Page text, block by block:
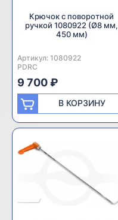
Крючок с поворотной
ручкой 1080922 (Ø8 мм,
450 мм)
Артикул: 1080922
Производитель:
PDRC
9 700 ₽
В КОРЗИНУ